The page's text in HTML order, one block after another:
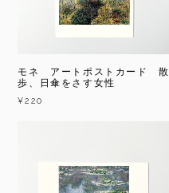
モネ アートポストカード 散
歩、日傘をさす女性
¥220